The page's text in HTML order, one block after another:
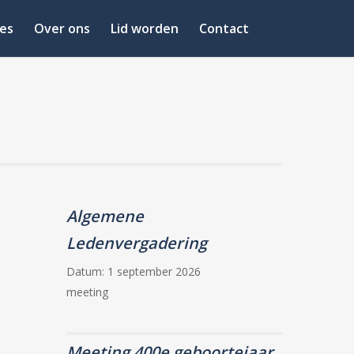
Over ons Lid worden Contact
Algemene
Ledenvergadering
Datum: 1 september 2026
meeting